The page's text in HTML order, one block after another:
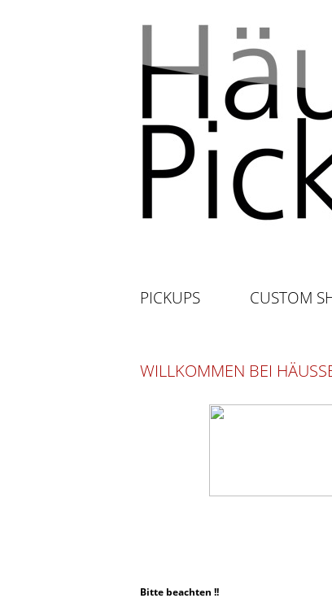
PICKUPS CUSTOM
WILLKOMMEN BEI
Bitte beachten !!